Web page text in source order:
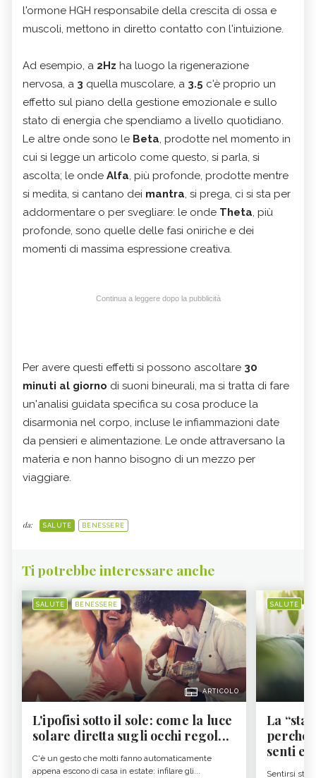
l'ormone HGH responsabile della crescita di ossa e
muscoli, mettono in diretto contatto con l'intuizione.
Ad esempio, a 2Hz ha luogo la rigenerazione
nervosa, a 3 quella muscolare, a 3.5 c'è proprio un
effetto sul piano della gestione emozionale e sullo
stato di energia che spendiamo a livello quotidiano.
Le altre onde sono le Beta, prodotte nel momento in
cui si legge un articolo come questo, si parla, si
ascolta; le onde Alfa, più profonde, prodotte mentre
si medita, si cantano dei mantra, si prega, ci si sta per
addormentare o per svegliare: le onde Theta, più
profonde, sono quelle delle fasi oniriche e dei
momenti di massima espressione creativa.
Continua a leggere dopo la pubblicità
Per avere questi effetti si possono ascoltare 30
minuti al giorno di suoni bineurali, ma si tratta di fare
un'analisi guidata specifica su cosa produce la
disarmonia nel corpo, incluse le infiammazioni date
da pensieri e alimentazione. Le onde attraversano la
materia e non hanno bisogno di un mezzo per
viaggiare.
da: SALUTE BENESSERE
Ti potrebbe interessare anche
SALUTE BENESSERE
ARTICOLO
L'ipofisi sotto il sole: come la luce
solare diretta sugli occhi regol...
C'è un gesto che molti fanno automaticamente
appena escono di casa in estate: infilare gli...
SALUTE
La
perché
senti
Sentirsi